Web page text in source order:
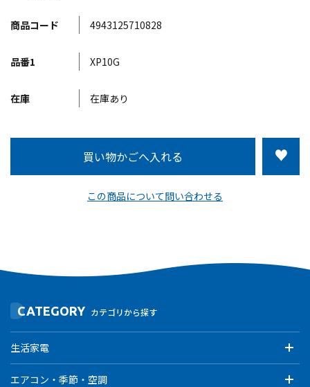
商品コード 4943125710828
品番1 XP10G
在庫 在庫あり
この商品について問い合わせる
CATEGORY カテゴリから探す
生活家電
エアコン・季節・空調